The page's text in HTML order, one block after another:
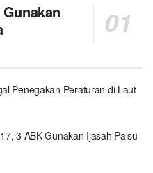
Penegakan Peraturan di Laut
3 ABK Gunakan Ijasah Palsu